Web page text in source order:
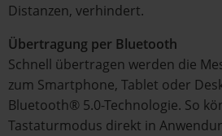
Distanzen, verhindert.
Übertragung per Bluetooth
Schnell übertragen werden die
zum Smartphone, Tablet oder
Bluetooth® 5.0-Technologie. So
Tastaturmodus direkt in